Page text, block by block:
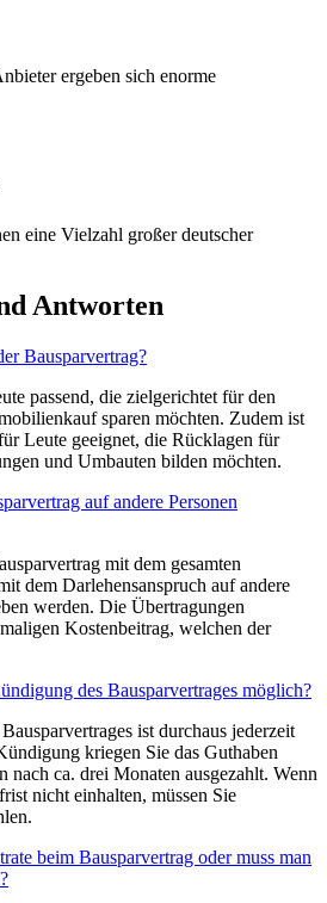
ergeben sich enorme
eine Vielzahl großer deutscher
Antworten
Bausparvertrag?
passend, die zielgerichtet für den
sparen möchten. Zudem ist
Leute geeignet, die Rücklagen für
und Umbauten bilden möchten.
auf andere Personen
mit dem gesamten
dem Darlehensanspruch auf andere
werden. Die Übertragungen
Kostenbeitrag, welchen der
des Bausparvertrages möglich?
ist durchaus jederzeit
kriegen Sie das Guthaben
nach ca. drei Monaten ausgezahlt. Wenn
nicht einhalten, müssen Sie
beim Bausparvertrag oder muss man